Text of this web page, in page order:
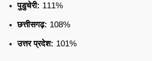
पुडुचेरी: 111%
छत्तीसगढ़: 108%
उत्तर प्रदेश: 101%